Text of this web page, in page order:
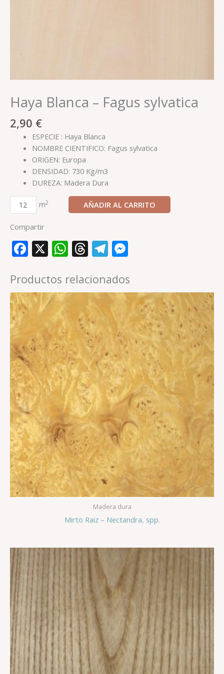
Haya Blanca – Fagus sylvatica
2,90 €
ESPECIE : Haya Blanca
NOMBRE CIENTIFICO: Fagus sylvatica
ORIGEN: Europa
DENSIDAD: 730 Kg/m3
DUREZA: Madera Dura
m2 AÑADIR AL CARRITO
Compartir
Facebook
X WhatsApp
Threads
Telegram
Productos relacionados
Madera dura
Mirto Raiz – Nectandra, spp.